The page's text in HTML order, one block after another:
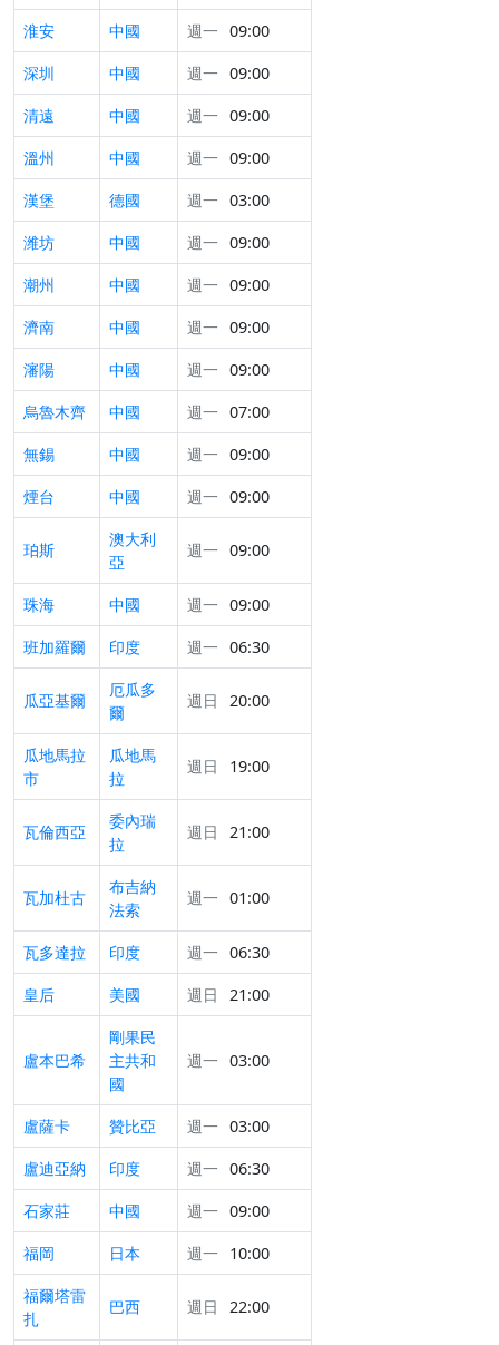
淮安
中國 週一 09:00
深圳
中國 週一 09:00
清遠
中國 週一 09:00
溫州
中國 週一 09:00
漢堡
德國 週一 03:00
潍坊
中國 週一 09:00
潮州
中國 週一 09:00
濟南
中國 週一 09:00
瀋陽
中國 週一 09:00
烏魯木齊
中國 週一 07:00
無錫
中國 週一 09:00
煙台
中國 週一 09:00
珀斯
澳大利
亞
週一 09:00
珠海 中國 週一 09:00
班加羅爾
印度 週一 06:30
瓜亞基爾
厄瓜多
爾
週日 20:00
瓜地馬拉
市
瓜地馬
拉
週日 19:00
瓦倫西亞
委內瑞
拉
週日 21:00
瓦加杜古
布吉納
法索
週一 01:00
瓦多達拉 印度 週一 06:30
皇后
美國 週日 21:00
盧本巴希
剛果民
主共和
國
週一 03:00
盧薩卡 贊比亞 週一 03:00
盧迪亞納
印度 週一 06:30
石家莊
中國 週一 09:00
福岡
日本 週一 10:00
福爾塔雷
扎
巴西 週日 22:00